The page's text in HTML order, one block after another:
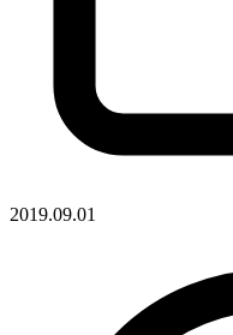
2019.09.01